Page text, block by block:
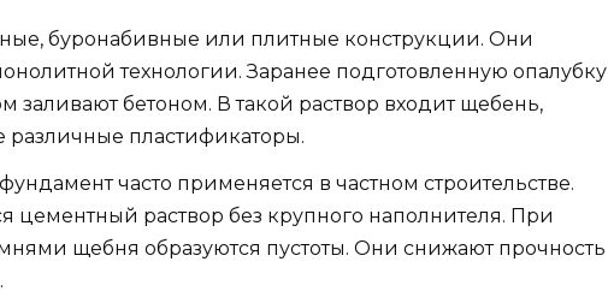
буронабивные или плитные конструкции. Они
технологии. Заранее подготовленную опалубку
бетоном. В такой раствор входит щебень,
различные пластификаторы.
часто применяется в частном строительстве.
цементный раствор без крупного наполнителя. При
щебня образуются пустоты. Они снижают прочность